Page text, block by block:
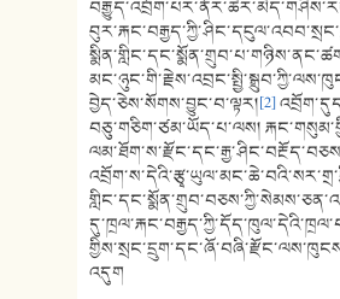
བྱེད་ཅེས་སོགས་བྱུང་བ་ལྟར།[2]
བཅུ་གཅིག་ཙམ་ཡོད་པ་ལས།
འདུག